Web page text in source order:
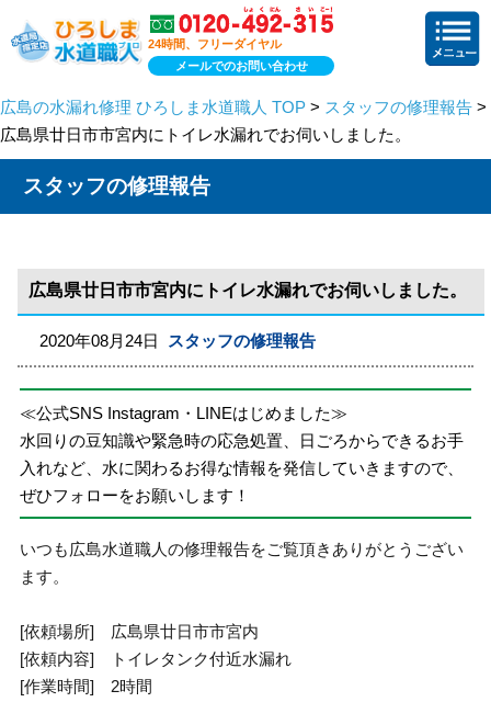
24時間、フリーダイヤル
メールでのお問い合わせ
広島の水漏れ修理 ひろしま水道職人 TOP > スタッフの修理報告 >
広島県廿日市市宮内にトイレ水漏れでお伺いしました。
スタッフの修理報告
広島県廿日市市宮内にトイレ水漏れでお伺いしました。
2020年08月24日 スタッフの修理報告
≪公式SNS Instagram・LINEはじめました≫
水回りの豆知識や緊急時の応急処置、日ごろからできるお手
入れなど、水に関わるお得な情報を発信していきますので、
ぜひフォローをお願いします！
いつも広島水道職人の修理報告をご覧頂きありがとうござい
ます。
[依頼場所] 広島県廿日市市宮内
[依頼内容] トイレタンク付近水漏れ
[作業時間] 2時間